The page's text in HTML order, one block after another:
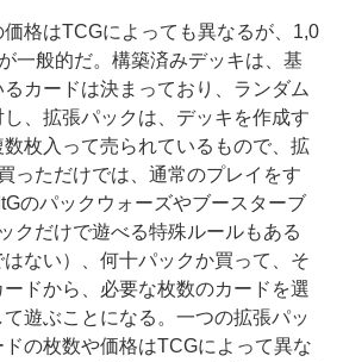
格はTCGによっても異なるが、1,0
一般的だ。構築済みデッキは、基
カードは決まっており、ランダム
、拡張パックは、デッキを作成す
枚入って売られているもので、拡
っただけでは、通常のプレイをす
のパックウォーズやブースターブ
クだけで遊べる特殊ルールもある
ない）、何十パックか買って、そ
ドから、必要な枚数のカードを選
遊ぶことになる。一つの拡張パッ
の枚数や価格はTCGによって異な